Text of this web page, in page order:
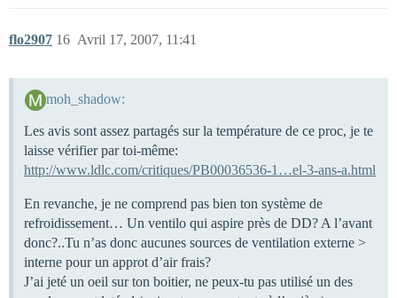
flo2907 Avril 17, 2007, 11:41
16
moh_shadow:
Les avis sont assez partagés sur la température de ce proc, je te
laisse vérifier par toi-même:
http://www.ldlc.com/critiques/PB00036536-1…el-3-ans-a.html
En revanche, je ne comprend pas bien ton système de
refroidissement… Un ventilo qui aspire près de DD? A l’avant
donc?..Tu n’as donc aucunes sources de ventilation externe >
interne pour un approt d’air frais?
J’ai jeté un oeil sur ton boitier, ne peux-tu pas utilisé un des